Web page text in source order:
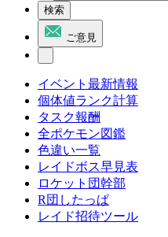
検索
ご意見
イベント最新情報
個体値ランク計算
タスク報酬
全ポケモン図鑑
色違い一覧
レイドボス早見表
ロケット団幹部
R団したっぱ
レイド招待ツール